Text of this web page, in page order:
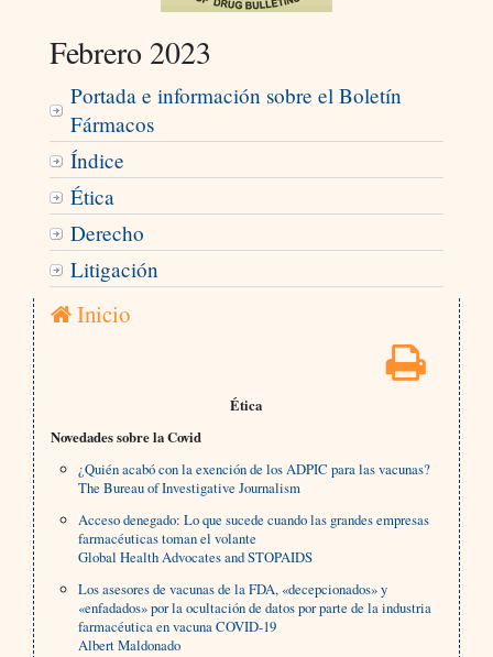
Febrero 2023
Portada e información sobre el Boletín
Fármacos
Índice
Ética
Derecho
Litigación
Inicio
Ética
Novedades sobre la Covid
¿Quién acabó con la exención de los ADPIC para las vacunas?
The Bureau of Investigative Journalism
Acceso denegado: Lo que sucede cuando las grandes empresas
farmacéuticas toman el volante
Global Health Advocates and STOPAIDS
Los asesores de vacunas de la FDA, «decepcionados» y
«enfadados» por la ocultación de datos por parte de la industria
farmacéutica en vacuna COVID-19
Albert Maldonado